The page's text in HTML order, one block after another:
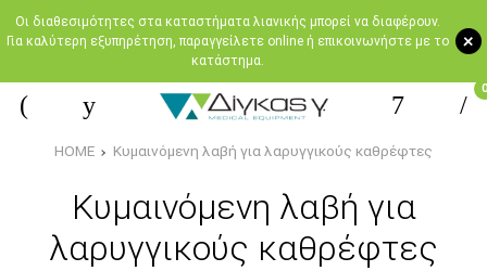
+
Oι διαθεσιμότητες στα καταστήματα λιανικής μπορεί να διαφέρουν.
Για καλύτερη εξυπηρέτηση, παραγγείλετε online ή επικοινωνήστε με το
κατάστημα.
0
HOME Κυμαινόμενη λαβή για λαρυγγικούς καθρέφτες
Κυμαινόμενη λαβή για
λαρυγγικούς καθρέφτες